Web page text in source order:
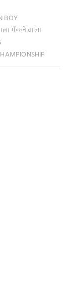
BOY
फेंकने वाला